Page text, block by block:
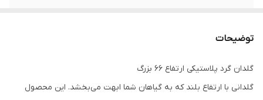
توضیحات
گلدان گرد پلاستیکی ارتفاع ۶۶ بزرگ
گلدانی با ارتفاع بلند که به گیاهان شما ابهت می‌بخشد. این محصول